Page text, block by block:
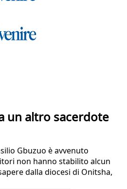
un altro sacerdote
Gbuzuo è avvenuto
non hanno stabilito alcun
dalla diocesi di Onitsha,